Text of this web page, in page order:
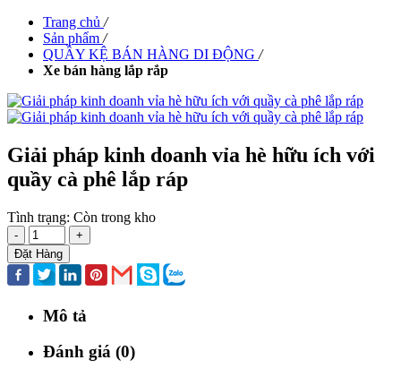
Trang chủ /
Sản phẩm /
QUẦY KỆ BÁN HÀNG DI ĐỘNG /
Xe bán hàng lắp rắp
Giải pháp kinh doanh vỉa hè hữu ích với
quầy cà phê lắp ráp
Tình trạng: Còn trong kho
-
+
Đặt Hàng
Mô tả
Đánh giá (0)